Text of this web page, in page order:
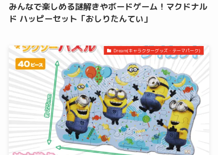
みんなで楽しめる謎解きやボードゲーム！マクドナル
ド ハッピーセット「おしりたんてい」
Dream(キャラクターグッズ・テーマパーク)